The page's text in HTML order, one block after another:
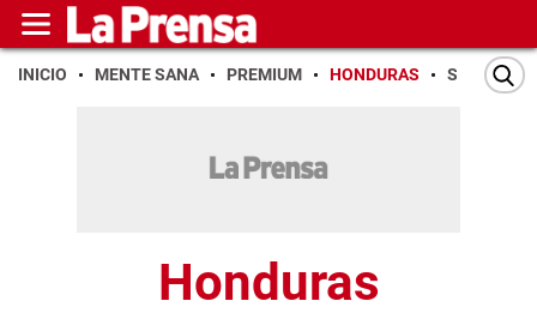
INICIO MENTE SANA PREMIUM HONDURAS SAN PEDRO
Honduras